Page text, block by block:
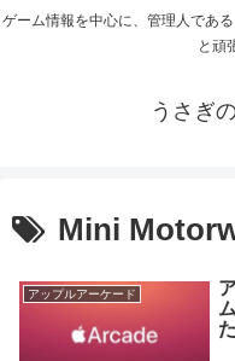
ゲーム情報を中心に、管理人であ
と頑
うさぎ
Mini
アップルアーケード